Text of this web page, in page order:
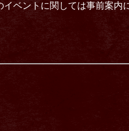
ベントに関しては事前案内